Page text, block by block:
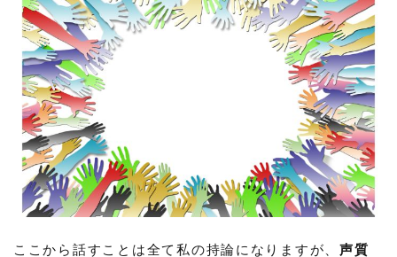
ここから話すことは全て私の持論になりますが、声質